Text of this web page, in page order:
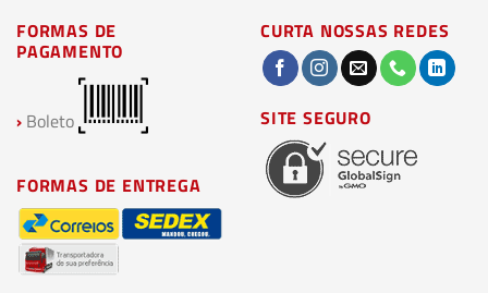
FORMAS DE
PAGAMENTO
› Boleto
FORMAS DE ENTREGA
CURTA NOSSAS REDES
SITE SEGURO